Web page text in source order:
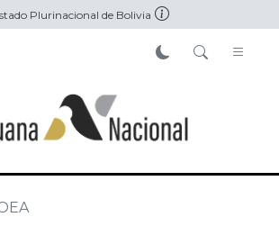
principal
Plurinacional de Bolivia